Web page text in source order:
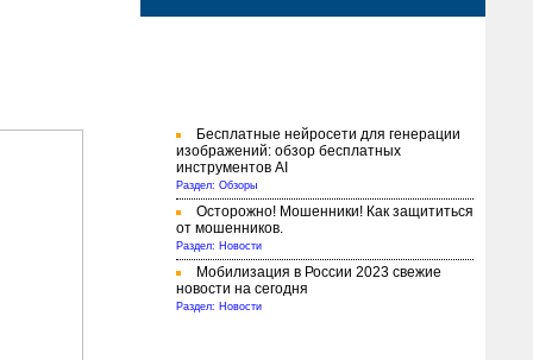
Бесплатные нейросети для генерации
изображений: обзор бесплатных
инструментов AI
Раздел: Обзоры
Осторожно! Мошенники! Как защититься
от мошенников.
Раздел: Новости
Мобилизация в России 2023 свежие
новости на сегодня
Раздел: Новости